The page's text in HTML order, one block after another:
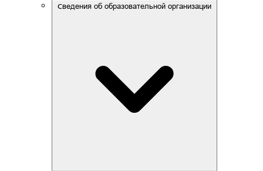
Сведения об образовательной организации